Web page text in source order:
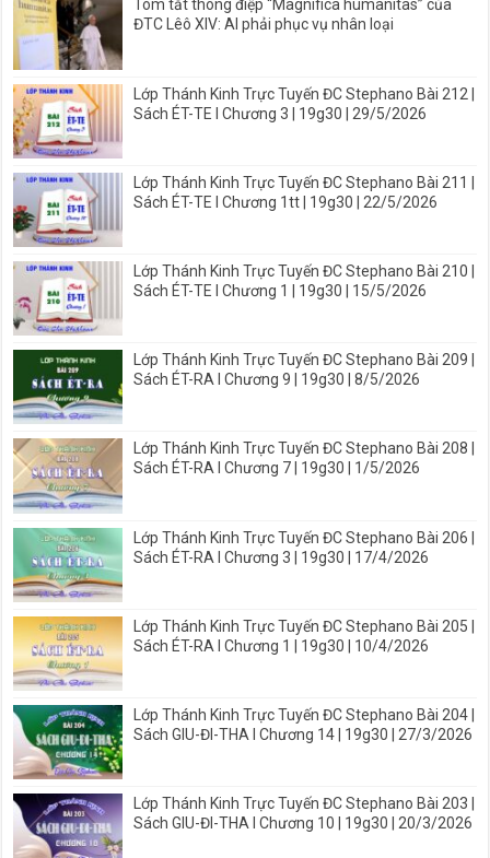
Tóm tắt thông điệp “Magnifica humanitas” của
ĐTC Lêô XIV: AI phải phục vụ nhân loại
Lớp Thánh Kinh Trực Tuyến ĐC Stephano Bài 212 |
Sách ÉT-TE I Chương 3 | 19g30 | 29/5/2026
Lớp Thánh Kinh Trực Tuyến ĐC Stephano Bài 211 |
Sách ÉT-TE I Chương 1tt | 19g30 | 22/5/2026
Lớp Thánh Kinh Trực Tuyến ĐC Stephano Bài 210 |
Sách ÉT-TE I Chương 1 | 19g30 | 15/5/2026
Lớp Thánh Kinh Trực Tuyến ĐC Stephano Bài 209 |
Sách ÉT-RA I Chương 9 | 19g30 | 8/5/2026
Lớp Thánh Kinh Trực Tuyến ĐC Stephano Bài 208 |
Sách ÉT-RA I Chương 7 | 19g30 | 1/5/2026
Lớp Thánh Kinh Trực Tuyến ĐC Stephano Bài 206 |
Sách ÉT-RA I Chương 3 | 19g30 | 17/4/2026
Lớp Thánh Kinh Trực Tuyến ĐC Stephano Bài 205 |
Sách ÉT-RA I Chương 1 | 19g30 | 10/4/2026
Lớp Thánh Kinh Trực Tuyến ĐC Stephano Bài 204 |
Sách GIU-ĐI-THA I Chương 14 | 19g30 | 27/3/2026
Lớp Thánh Kinh Trực Tuyến ĐC Stephano Bài 203 |
Sách GIU-ĐI-THA I Chương 10 | 19g30 | 20/3/2026